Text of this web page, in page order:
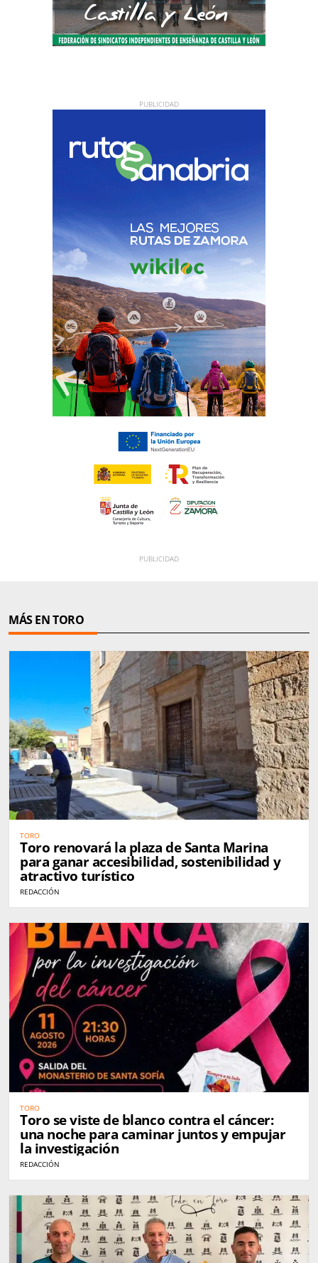
MÁS EN TORO
TORO
Toro renovará la plaza de Santa Marina
para ganar accesibilidad, sostenibilidad y
atractivo turístico
REDACCIÓN
TORO
Toro se viste de blanco contra el cáncer:
una noche para caminar juntos y empujar
la investigación
REDACCIÓN